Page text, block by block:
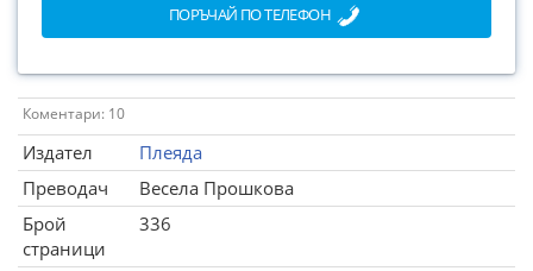
ПОРЪЧАЙ ПО ТЕЛЕФОН
Коментари: 10
Издател
Плеяда
Преводач
Весела Прошкова
Брой
страници
336